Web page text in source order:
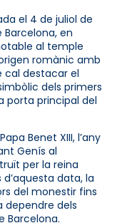
el 4 de juliol de
Barcelona, en
al temple
romànic amb
cal destacar el
dels primers
porta principal del
Benet XIII, l’any
Genís al
per la reina
d’aquesta data, la
del monestir fins
dependre dels
Barcelona.